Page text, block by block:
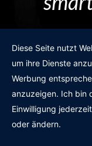
GRATIS
Diese Seite nutzt
um ihre Dienste
Werbung
anzuzeigen. Ich bin
Einwilligung
oder ändern.